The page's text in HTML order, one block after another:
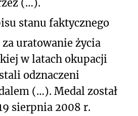
(…).
stanu faktycznego
uratowanie życia
w latach okupacji
odznaczeni
(…). Medal został
sierpnia 2008 r.